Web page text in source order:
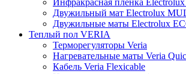
Инфракрасная пленка
Двужильный мат Electrolux
Двужильные маты Electrolux
Теплый пол VERIA
Терморегуляторы Veria
Нагревательные маты Veria
Кабель Veria Flexicable